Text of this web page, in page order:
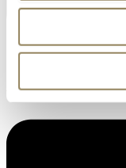
Linkedin